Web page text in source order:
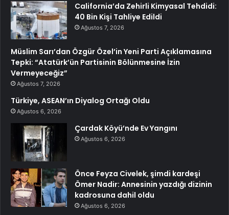
California’da Zehirli Kimyasal Tehdidi:
40 Bin Kişi Tahliye Edildi
Ağustos 7, 2026
Müslim Sarı’dan Özgür Özel’in Yeni Parti Açıklamasına
Tepki: “Atatürk’ün Partisinin Bölünmesine İzin
Vermeyeceğiz”
Ağustos 7, 2026
Türkiye, ASEAN’ın Diyalog Ortağı Oldu
Ağustos 6, 2026
Çardak Köyü’nde Ev Yangını
Ağustos 6, 2026
Önce Feyza Civelek, şimdi kardeşi
Ömer Nadir: Annesinin yazdığı dizinin
kadrosuna dahil oldu
Ağustos 6, 2026